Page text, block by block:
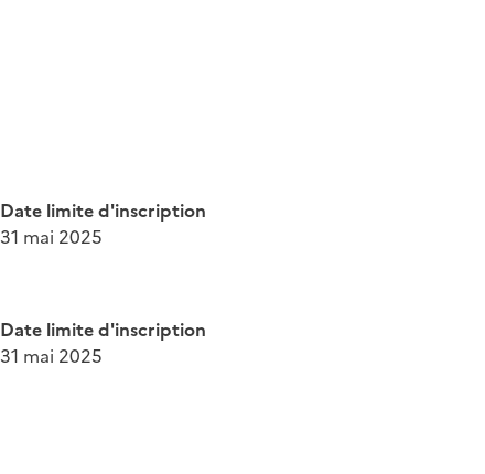
Date limite d'inscription
31 mai 2025
Date limite d'inscription
31 mai 2025